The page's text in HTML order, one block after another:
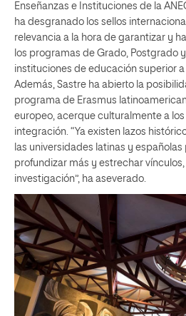
Enseñanzas e Instituciones de la
ha desgranado los sellos
relevancia a la hora de garantizar y
los programas de Grado, Postgrado
instituciones de educación superior
Además, Sastre ha abierto la
programa de Erasmus
europeo, acerque culturalmente a
integración. “Ya existen lazos
las universidades latinas y
profundizar más y estrechar
investigación”, ha aseverado.